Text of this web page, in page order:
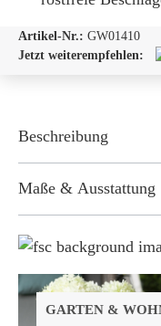
Artikel-Nr.: GW01410
Jetzt weiterempfehlen:
Beschreibung
Maße & Ausstattung
Wir sind FSC® zertifiziert
GARTEN &